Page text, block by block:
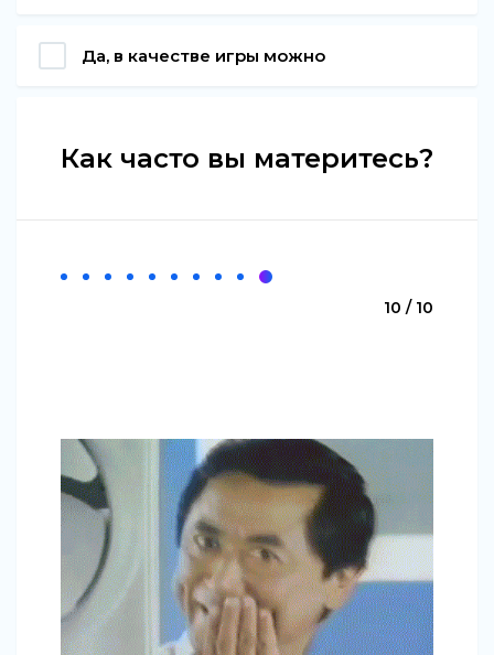
Да, в качестве игры можно
Как часто вы материтесь?
10 / 10